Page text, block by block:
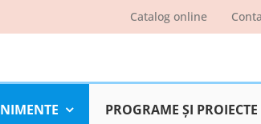
Catalog online
PROGRAME ŞI PROIECTE